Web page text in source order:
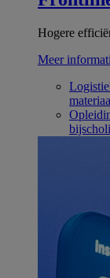
Hogere
Meer